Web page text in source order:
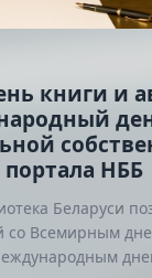
книги и
НББ
Беларуси
со Всемирным